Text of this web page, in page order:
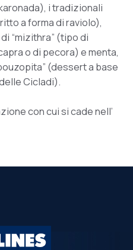
i tradizionali
a forma di raviolo),
“mizithra” (tipo di
o di pecora) e menta,
(dessert a base
Cicladi).
con cui si cade nell’